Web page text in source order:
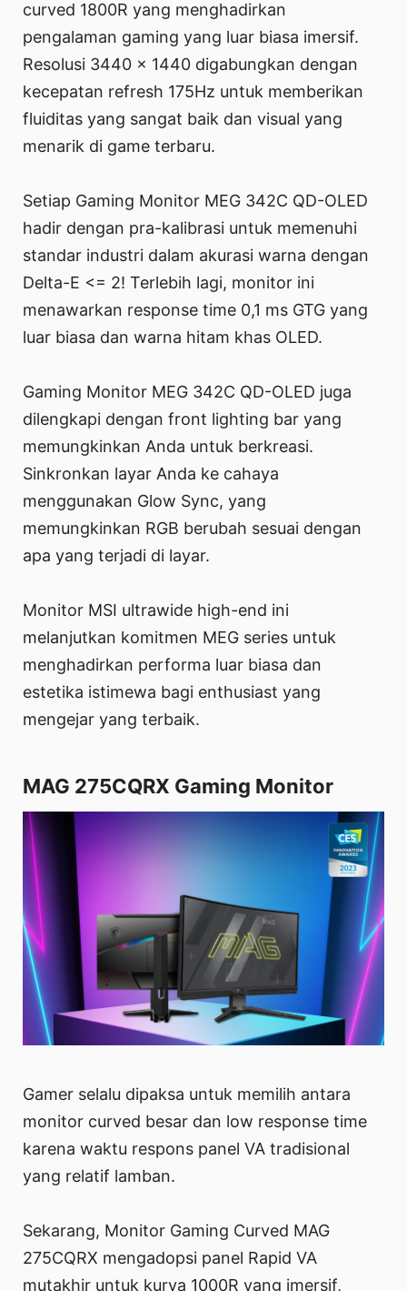
curved 1800R yang menghadirkan
pengalaman gaming yang luar biasa imersif.
Resolusi 3440 x 1440 digabungkan dengan
kecepatan refresh 175Hz untuk memberikan
fluiditas yang sangat baik dan visual yang
menarik di game terbaru.
Setiap Gaming Monitor MEG 342C QD-OLED
hadir dengan pra-kalibrasi untuk memenuhi
standar industri dalam akurasi warna dengan
Delta-E <= 2! Terlebih lagi, monitor ini
menawarkan response time 0,1 ms GTG yang
luar biasa dan warna hitam khas OLED.
Gaming Monitor MEG 342C QD-OLED juga
dilengkapi dengan front lighting bar yang
memungkinkan Anda untuk berkreasi.
Sinkronkan layar Anda ke cahaya
menggunakan Glow Sync, yang
memungkinkan RGB berubah sesuai dengan
apa yang terjadi di layar.
Monitor MSI ultrawide high-end ini
melanjutkan komitmen MEG series untuk
menghadirkan performa luar biasa dan
estetika istimewa bagi enthusiast yang
mengejar yang terbaik.
MAG 275CQRX Gaming Monitor
Gamer selalu dipaksa untuk memilih antara
monitor curved besar dan low response time
karena waktu respons panel VA tradisional
yang relatif lamban.
Sekarang, Monitor Gaming Curved MAG
275CQRX mengadopsi panel Rapid VA
mutakhir untuk kurva 1000R yang imersif,